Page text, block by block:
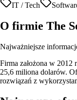
IT / Tech
O firmie The
Najważniejsze
Firma założona w
25,6 miliona dolarów.
rozwiązań z